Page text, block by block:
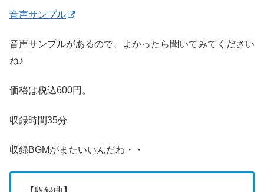
音声サンプル
音声サンプルがあるので、よかったら聞いてみてください
ね♪
価格は税込600円。
収録時間35分
収録BGMがまたいいんだわ・・